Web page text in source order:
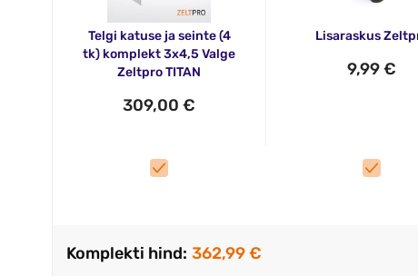
Telgi katuse ja seinte (4
tk) komplekt 3x4,5 Valge
Zeltpro TITAN
309,00 €
Lisaraskus
9,99 €
Komplekti hind: 362,99 €